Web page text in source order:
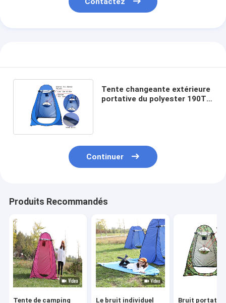
Tente changeante extérieure
portative du polyester 190T
Continuer
Produits Recommandés
Tente de camping Le bruit individuel Bruit portatif